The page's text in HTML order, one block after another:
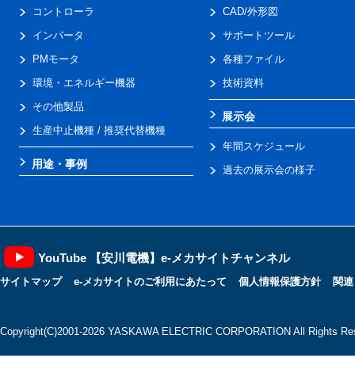
コントローラ
インバータ
PMモータ
環境・エネルギー機器
その他製品
生産中止機種 / 推奨代替機種
用途・事例
CAD/外形図
サポートツール
各種ファイル
技術資料
展示会
年間スケジュール
過去の展示会の様子
YouTube 【安川電機】e-メカサイトチャンネル
サイトマップ e-メカサイトのご利用にあたって 個人情報保護方針 関
Copyright(C)2001‐2026 YASKAWA ELECTRIC CORPORATION All Rights